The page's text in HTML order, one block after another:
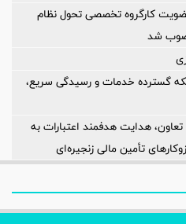
كارگروه تخصصی تحول نظام
شد
گسترده خدمات و رسیدگی سریع،
هدایت هدفمند اعتبارات به
تأمین مالی زنجیره‌ای